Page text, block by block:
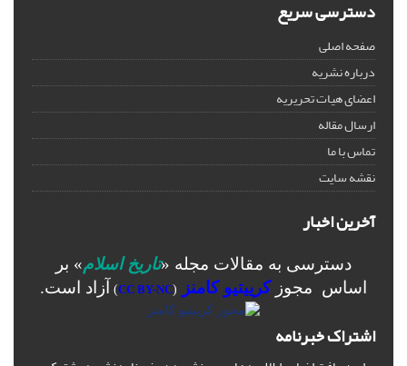
دسترسی سریع
صفحه اصلی
درباره نشریه
اعضای هیات تحریریه
ارسال مقاله
تماس با ما
نقشه سایت
آخرین اخبار
دسترسی به مقالات مجله «تاریخ اسلام» بر
اساس مجوزکرییتیو کامنز (
CC BY-NC
) آزاد است.
اشتراک خبرنامه